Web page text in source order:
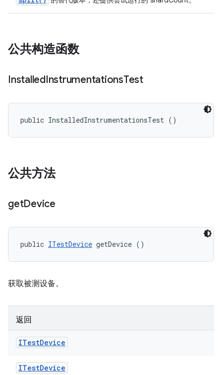
公共构造函数
InstalledInstrumentationsTest
public InstalledInstrumentationsTest ()
公共方法
getDevice
public ITestDevice getDevice ()
获取被测设备。
返回
ITestDevice
ITestDevice